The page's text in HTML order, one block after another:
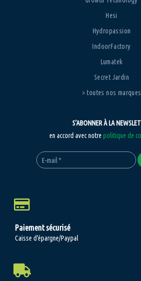
Hesi
Hydropassion
IndoorFactory
Lumatek
Secret Jardin
> toutes nos marques
S’ABONNER À LA
en accord avec notre politique de
Paiement sécurisé
Caisse d'épargne/Paypal